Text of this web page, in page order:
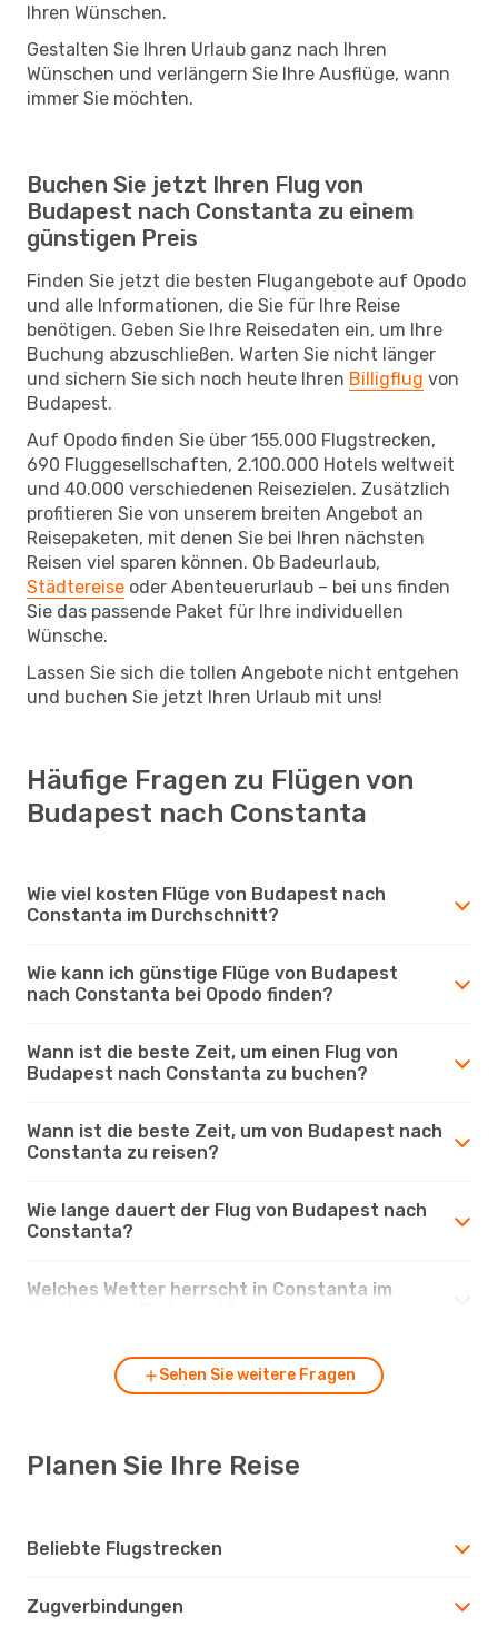
Ihren Wünschen.
Gestalten Sie Ihren Urlaub ganz nach Ihren
Wünschen und verlängern Sie Ihre Ausflüge, wann
immer Sie möchten.
Buchen Sie jetzt Ihren Flug von
Budapest nach Constanta zu einem
günstigen Preis
Finden Sie jetzt die besten Flugangebote auf Opodo
und alle Informationen, die Sie für Ihre Reise
benötigen. Geben Sie Ihre Reisedaten ein, um Ihre
Buchung abzuschließen. Warten Sie nicht länger
und sichern Sie sich noch heute Ihren Billigflug von
Budapest.
Auf Opodo finden Sie über 155.000 Flugstrecken,
690 Fluggesellschaften, 2.100.000 Hotels weltweit
und 40.000 verschiedenen Reisezielen. Zusätzlich
profitieren Sie von unserem breiten Angebot an
Reisepaketen, mit denen Sie bei Ihren nächsten
Reisen viel sparen können. Ob Badeurlaub,
Städtereise oder Abenteuerurlaub – bei uns finden
Sie das passende Paket für Ihre individuellen
Wünsche.
Lassen Sie sich die tollen Angebote nicht entgehen
und buchen Sie jetzt Ihren Urlaub mit uns!
Häufige Fragen zu Flügen von
Budapest nach Constanta
Wie viel kosten Flüge von Budapest nach
Constanta im Durchschnitt?
Wie kann ich günstige Flüge von Budapest
nach Constanta bei Opodo finden?
Wann ist die beste Zeit, um einen Flug von
Budapest nach Constanta zu buchen?
Wann ist die beste Zeit, um von Budapest nach
Constanta zu reisen?
Wie lange dauert der Flug von Budapest nach
Constanta?
Welches Wetter herrscht in Constanta im
Sehen Sie weitere Fragen
Planen Sie Ihre Reise
Beliebte Flugstrecken
Zugverbindungen